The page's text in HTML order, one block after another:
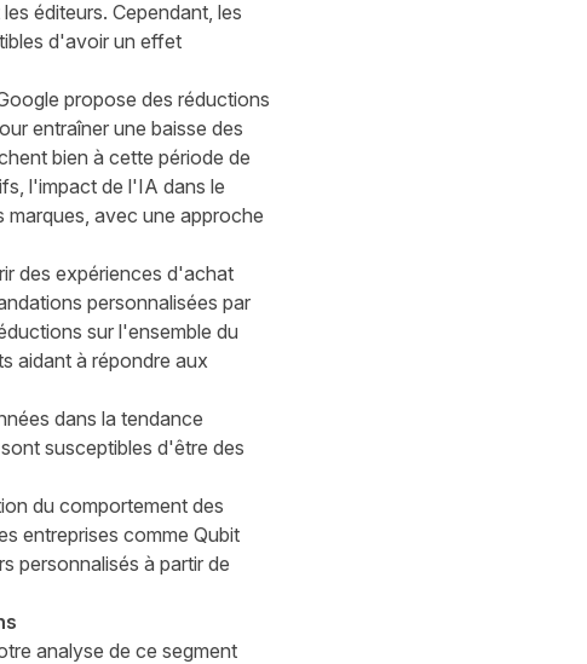
éditeurs. Cependant, les
d'avoir un effet
propose des réductions
entraîner une baisse des
bien à cette période de
l'impact de l'IA dans le
marques, avec une approche
des expériences d'achat
personnalisées par
sur l'ensemble du
aidant à répondre aux
dans la tendance
susceptibles d'être des
du comportement des
entreprises comme Qubit
personnalisés à partir de
analyse de ce segment